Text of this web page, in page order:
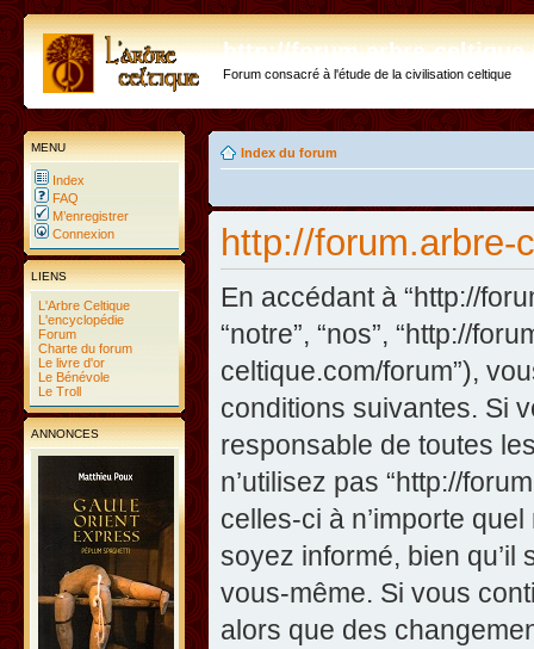
http://forum.arbre-
Forum consacré à l'étude de la civilisation celtique
MENU
Index
FAQ
M’enregistrer
Connexion
LIENS
L'Arbre Celtique
L'encyclopédie
Forum
Charte du forum
Le livre d'or
Le Bénévole
Le Troll
ANNONCES
Index du forum
http://forum.arbre-
En accédant à “http://
“notre”, “nos”, “http://
celtique.com/forum”),
conditions suivantes. Si
responsable de toutes
n’utilisez pas “http://
celles-ci à n’importe
soyez informé, bien
vous-même. Si vous
alors que des